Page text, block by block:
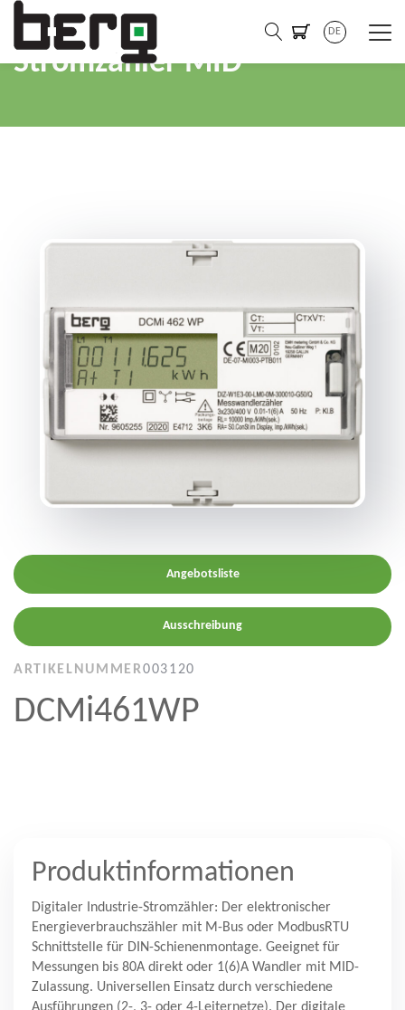
DE
Stromzähler MID
Angebotsliste
Ausschreibung
ARTIKELNUMMER003120
DCMi461WP
Produktinformationen
Digitaler Industrie-Stromzähler: Der elektronischer
Energieverbrauchszähler mit M-Bus oder ModbusRTU
Schnittstelle für DIN-Schienenmontage. Geeignet für
Messungen bis 80A direkt oder 1(6)A Wandler mit MID-
Zulassung. Universellen Einsatz durch verschiedene
Ausführungen (2-, 3- oder 4-Leiternetze). Der digitale